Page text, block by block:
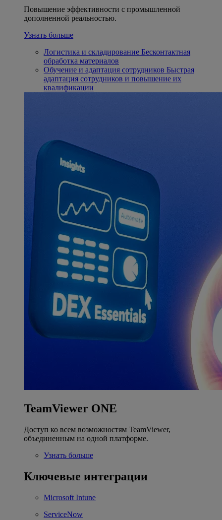
Повышение эффективности с промышленной
дополненной реальностью.
Узнать больше
Логистика и складирование Бесконтактная
обработка материалов
Обучение и адаптация сотрудников Быстрая
адаптация сотрудников и повышение их
квалификации
TeamViewer ONE
Доступ ко всем возможностям TeamViewer,
объединенным на одной платформе.
Узнать больше
Ключевые интеграции
Microsoft Intune
ServiceNow